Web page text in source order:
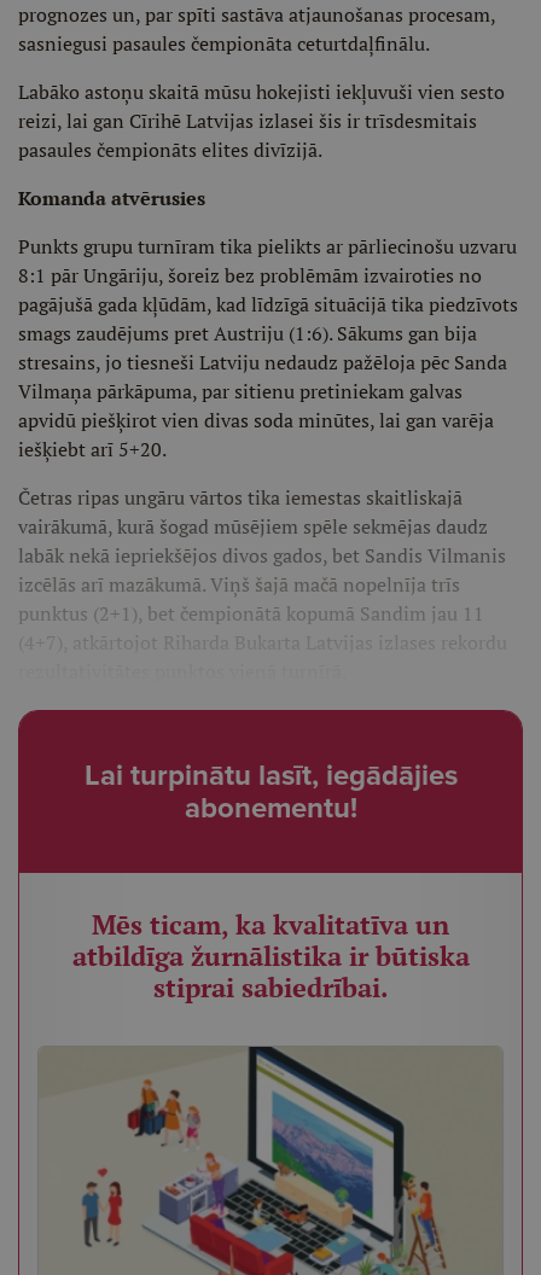
prognozes un, par spīti sastāva atjaunošanas procesam,
sasniegusi pasaules čempionāta ceturtdaļfinālu.
Labāko astoņu skaitā mūsu hokejisti iekļuvuši vien sesto
reizi, lai gan Cīrihē Latvijas izlasei šis ir trīsdesmitais
pasaules čempionāts elites divīzijā.
Komanda atvērusies
Punkts grupu turnīram tika pielikts ar pārliecinošu uzvaru
8:1 pār Ungāriju, šoreiz bez problēmām izvairoties no
pagājušā gada kļūdām, kad līdzīgā situācijā tika piedzīvots
smags zaudējums pret Austriju (1:6). Sākums gan bija
stresains, jo tiesneši Latviju nedaudz pažēloja pēc Sanda
Vilmaņa pārkāpuma, par sitienu pretiniekam galvas
apvidū piešķirot vien divas soda minūtes, lai gan varēja
iešķiebt arī 5+20.
Četras ripas ungāru vārtos tika iemestas skaitliskajā
vairākumā, kurā šogad mūsējiem spēle sekmējas daudz
labāk nekā iepriekšējos divos gados, bet Sandis Vilmanis
izcēlās arī mazākumā. Viņš šajā mačā nopelnīja trīs
punktus (2+1), bet čempionātā kopumā Sandim jau 11
(4+7), atkārtojot Riharda Bukarta Latvijas izlases rekordu
Lai turpinātu lasīt, iegādājies
abonementu!
Mēs ticam, ka kvalitatīva un
atbildīga žurnālistika ir būtiska
stiprai sabiedrībai.